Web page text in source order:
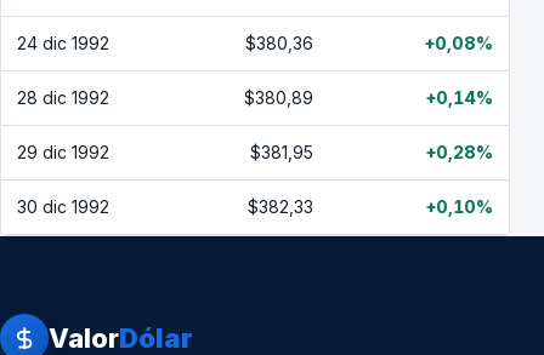
24 dic 1992 $380,36 +0,08%
28 dic 1992 $380,89 +0,14%
29 dic 1992 $381,95 +0,28%
30 dic 1992 $382,33 +0,10%
ValorDólar